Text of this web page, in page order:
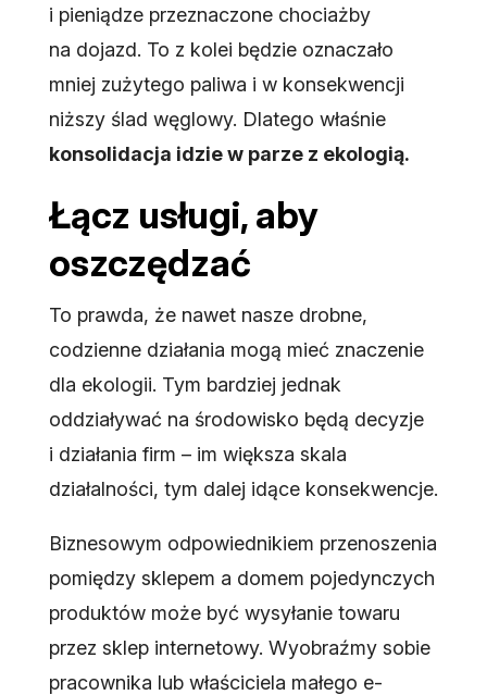
i pieniądze przeznaczone chociażby
na dojazd. To z kolei będzie oznaczało
mniej zużytego paliwa i w konsekwencji
niższy ślad węglowy. Dlatego właśnie
konsolidacja idzie w parze z ekologią.
Łącz usługi, aby
oszczędzać
To prawda, że nawet nasze drobne,
codzienne działania mogą mieć znaczenie
dla ekologii. Tym bardziej jednak
oddziaływać na środowisko będą decyzje
i działania firm – im większa skala
działalności, tym dalej idące konsekwencje.
Biznesowym odpowiednikiem przenoszenia
pomiędzy sklepem a domem pojedynczych
produktów może być wysyłanie towaru
przez sklep internetowy. Wyobraźmy sobie
pracownika lub właściciela małego e-